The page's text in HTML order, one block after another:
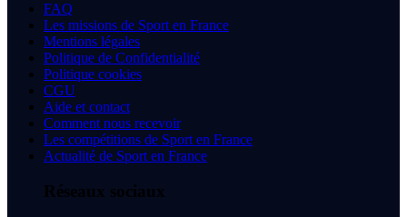
FAQ
Les missions de Sport en France
Mentions légales
Politique de Confidentialité
Politique cookies
CGU
Aide et contact
Comment nous recevoir
Les compétitions de Sport en France
Actualité de Sport en France
Réseaux sociaux